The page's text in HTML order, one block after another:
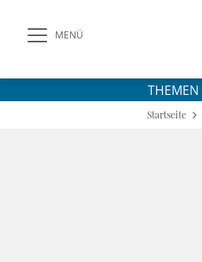
MENÜ
THEMEN
Startseite